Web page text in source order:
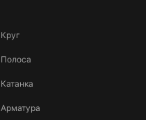
Круг
Полоса
Катанка
Арматура